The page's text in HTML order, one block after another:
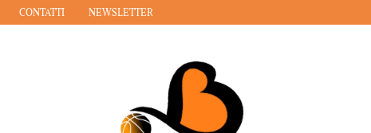
CONTATTI NEWSLETTER